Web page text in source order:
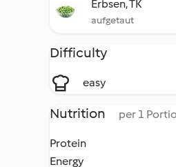
Erbsen, TK
aufgetaut
Difficulty
easy
Nutrition per 1
Protein
Energy